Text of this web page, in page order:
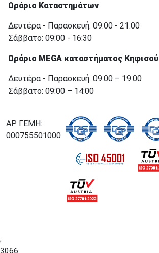
Ωράριο Καταστημάτων
Δευτέρα - Παρασκευή: 09:00 - 21:00
Σάββατο: 09:00 - 16:30
Ωράριο MEGA καταστήματος Κηφισού
Δευτέρα - Παρασκευή: 09:00 – 19:00
Σάββατο: 09:00 – 14:00
ΑΡ. ΓΕΜΗ:
000755501000
;
3066